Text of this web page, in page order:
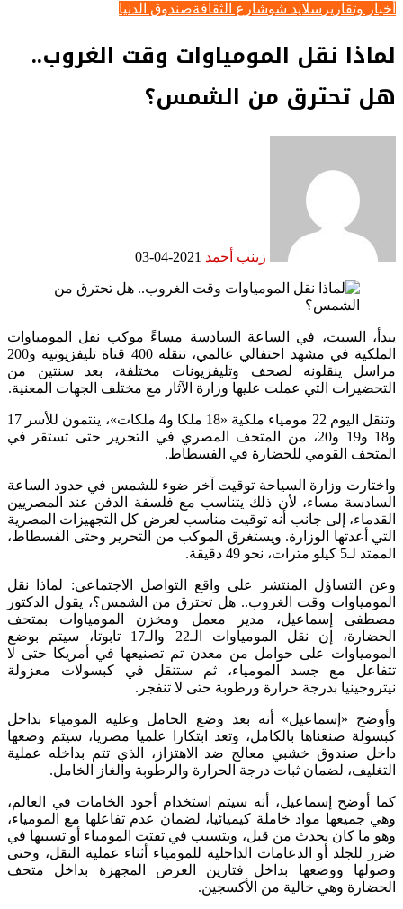
أخبار وتقارير سلايد شوشارع الثقافةصندوق الدنيا
لماذا نقل المومياوات وقت الغروب..
هل تحترق من الشمس؟
زينب أحمد 2021-04-03
يبدأ، السبت، في الساعة السادسة مساءً موكب نقل المومياوات
الملكية في مشهد احتفالي عالمي، تنقله 400 قناة تليفزيونية و200
مراسل ينقلونه لصحف وتليفزيونات مختلفة، بعد سنتين من
التحضيرات التي عملت عليها وزارة الآثار مع مختلف الجهات المعنية.
وتنقل اليوم 22 مومياء ملكية «18 ملكا و4 ملكات»، ينتمون للأسر 17
و18 و19 و20، من المتحف المصري في التحرير حتى تستقر في
المتحف القومي للحضارة في الفسطاط.
واختارت وزارة السياحة توقيت آخر ضوء للشمس في حدود الساعة
السادسة مساء، لأن ذلك يتناسب مع فلسفة الدفن عند المصريين
القدماء، إلى جانب أنه توقيت مناسب لعرض كل التجهيزات المصرية
التي أعدتها الوزارة. ويستغرق الموكب من التحرير وحتى الفسطاط،
الممتد لـ5 كيلو مترات، نحو 49 دقيقة.
وعن التساؤل المنتشر على واقع التواصل الاجتماعي: لماذا نقل
المومياوات وقت الغروب.. هل تحترق من الشمس؟، يقول الدكتور
مصطفى إسماعيل، مدير معمل ومخزن المومياوات بمتحف
الحضارة، إن نقل المومياوات الـ22 والـ17 تابوتا، سيتم بوضع
المومياوات على حوامل من معدن تم تصنيعها في أمريكا حتى لا
تتفاعل مع جسد المومياء، ثم ستنقل في كبسولات معزولة
نيتروجينيا بدرجة حرارة ورطوبة حتى لا تنفجر.
وأوضح «إسماعيل» أنه بعد وضع الحامل وعليه المومياء بداخل
كبسولة صنعناها بالكامل، وتعد ابتكارا علميا مصريا، سيتم وضعها
داخل صندوق خشبي معالج ضد الاهتزاز، الذي تتم بداخله عملية
التغليف، لضمان ثبات درجة الحرارة والرطوبة والغاز الخامل.
كما أوضح إسماعيل، أنه سيتم استخدام أجود الخامات في العالم،
وهي جميعها مواد خاملة كيميائيا، لضمان عدم تفاعلها مع المومياء،
وهو ما كان يحدث من قبل، ويتسبب في تفتت المومياء أو تسببها في
ضرر للجلد أو الدعامات الداخلية للمومياء أثناء عملية النقل، وحتى
وصولها ووضعها بداخل فتارين العرض المجهزة بداخل متحف
الحضارة وهي خالية من الأكسجين.